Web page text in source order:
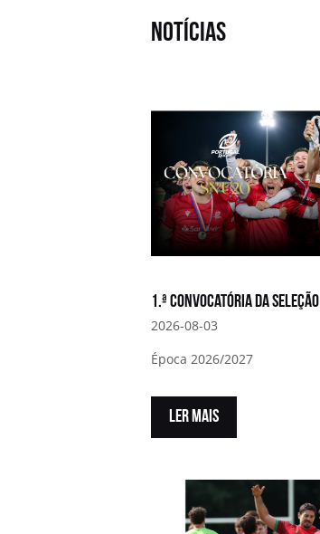
notícias
1.ª convocatória da
2026-08-03
Época 2026/2027
LER MAIS